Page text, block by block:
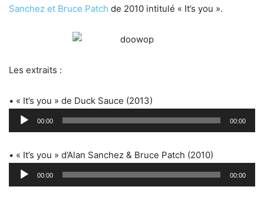
Sanchez et Bruce Patch de 2010 intitulé « It’s you ».
Les extraits :
• « It’s you » de Duck Sauce (2013)
Lecteur
audio
00:00 00:00
• « It’s you » d’Alan Sanchez & Bruce Patch (2010)
Lecteur
audio
00:00 00:00